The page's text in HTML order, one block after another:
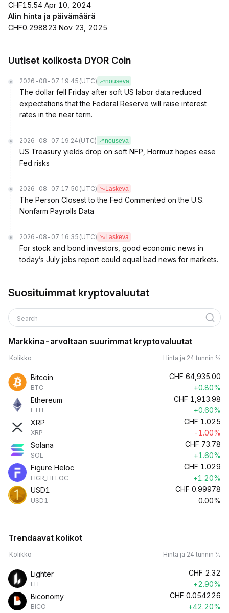
CHF15.54 Apr 10, 2024
Alin hinta ja päivämäärä
CHF0.298823 Nov 23, 2025
Uutiset kolikosta DYOR Coin
2026-08-07 19:45 (UTC) nouseva
The dollar fell Friday after soft US labor data reduced
expectations that the Federal Reserve will raise interest
rates in the near term.
2026-08-07 19:24 (UTC) nouseva
US Treasury yields drop on soft NFP, Hormuz hopes ease
Fed risks
2026-08-07 17:50 (UTC) Laskeva
The Person Closest to the Fed Commented on the U.S.
Nonfarm Payrolls Data
2026-08-07 16:35 (UTC) Laskeva
For stock and bond investors, good economic news in
today’s July jobs report could equal bad news for markets.
Suosituimmat kryptovaluutat
Search
Markkina-arvoltaan suurimmat kryptovaluutat
Kolikko Hinta ja 24 tunnin %
Bitcoin
BTC
CHF 64,935.00
+0.80%
Ethereum
ETH
CHF 1,913.98
+0.60%
XRP
XRP
CHF 1.025
-1.00%
Solana
SOL
CHF 73.78
+1.60%
Figure Heloc
FIGR_HELOC
CHF 1.029
+1.20%
USD1
USD1
CHF 0.99978
0.00%
Trendaavat kolikot
Kolikko Hinta ja 24 tunnin %
Lighter
LIT
CHF 2.32
+2.90%
Biconomy
BICO
CHF 0.054226
+42.20%